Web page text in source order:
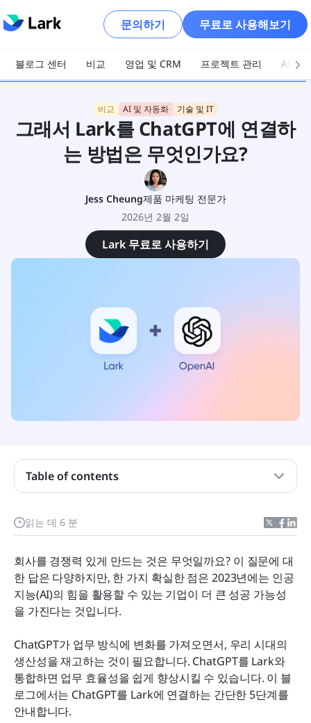
문의하기 무료로 사용해보기
블로그 센터 비교 영업 및 CRM 프로젝트 관리 AI 및
비교 AI 및 자동화 기술 및 IT
그래서 Lark를 ChatGPT에 연결하
는 방법은 무엇인가요?
Jess Cheung제품 마케팅 전문가
2026년 2월 2일
Lark 무료로 사용하기
읽는 데 6 분
회사를 경쟁력 있게 만드는 것은 무엇일까요? 이 질문에 대
한 답은 다양하지만, 한 가지 확실한 점은 2023년에는 인공
지능(AI)의 힘을 활용할 수 있는 기업이 더 큰 성공 가능성
을 가진다는 것입니다.
ChatGPT가 업무 방식에 변화를 가져오면서, 우리 시대의
생산성을 재고하는 것이 필요합니다. ChatGPT를 Lark와
통합하면 업무 효율성을 쉽게 향상시킬 수 있습니다. 이 블
로그에서는 ChatGPT를 Lark에 연결하는 간단한 5단계를
안내합니다.
Table of contents
1. Lark 테넌트를 등록하세요
3. Lark 오픈 플랫폼에서 맞춤형 애플리케이션을 구
4. 코딩할 시간
5. 필요한 권한을 켜고, 요청 URL을 붙여넣은 뒤, 실행
하세요 🚀
ChatGPT를 Lark와 연결하기 전에 알아야 할 사항:
시작을 위한 3가지 팁